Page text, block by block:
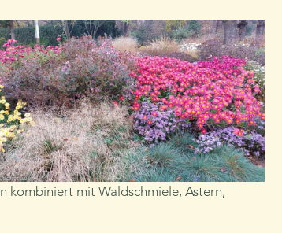
kombiniert mit Waldschmiele, Astern,